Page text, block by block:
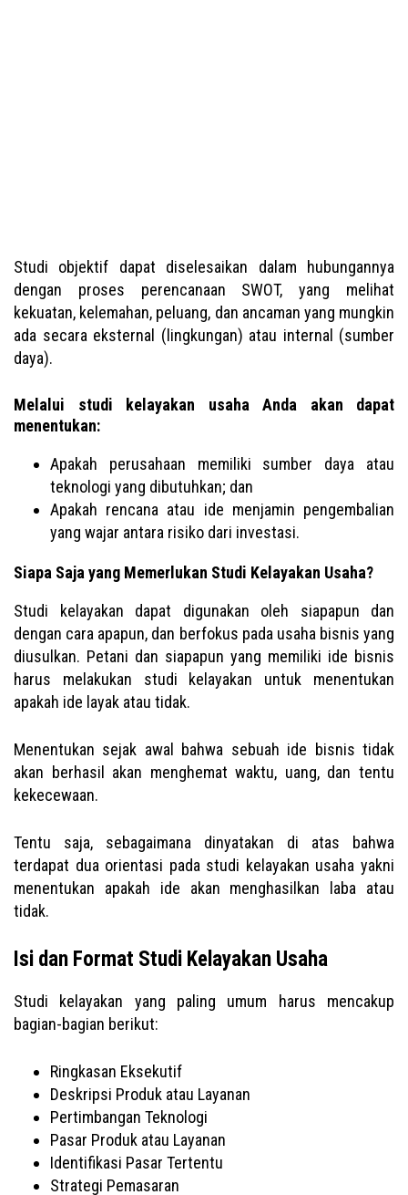
Studi objektif dapat diselesaikan dalam hubungannya
dengan proses perencanaan SWOT, yang melihat
kekuatan, kelemahan, peluang, dan ancaman yang mungkin
ada secara eksternal (lingkungan) atau internal (sumber
daya).
Melalui studi kelayakan usaha Anda akan dapat
menentukan:
Apakah perusahaan memiliki sumber daya atau
teknologi yang dibutuhkan; dan
Apakah rencana atau ide menjamin pengembalian
yang wajar antara risiko dari investasi.
Siapa Saja yang Memerlukan Studi Kelayakan Usaha?
Studi kelayakan dapat digunakan oleh siapapun dan
dengan cara apapun, dan berfokus pada usaha bisnis yang
diusulkan. Petani dan siapapun yang memiliki ide bisnis
harus melakukan studi kelayakan untuk menentukan
apakah ide layak atau tidak.
Menentukan sejak awal bahwa sebuah ide bisnis tidak
akan berhasil akan menghemat waktu, uang, dan tentu
kekecewaan.
Tentu saja, sebagaimana dinyatakan di atas bahwa
terdapat dua orientasi pada studi kelayakan usaha yakni
menentukan apakah ide akan menghasilkan laba atau
tidak.
Isi dan Format Studi Kelayakan Usaha
Studi kelayakan yang paling umum harus mencakup
bagian-bagian berikut:
Ringkasan Eksekutif
Deskripsi Produk atau Layanan
Pertimbangan Teknologi
Pasar Produk atau Layanan
Identifikasi Pasar Tertentu
Strategi Pemasaran